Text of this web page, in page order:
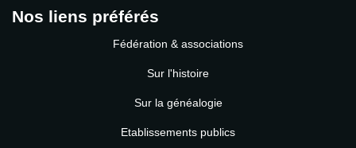
Nos liens préférés
Fédération & associations
Sur l'histoire
Sur la généalogie
Etablissements publics